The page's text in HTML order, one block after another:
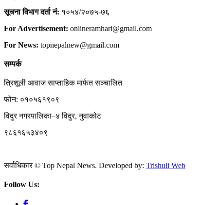
सूचना विभाग दर्ता नं: १०५४/२०७५-७६
For Advertisement: onlineramhari@gmail.com
For News: topnepalnew@gmail.com
सम्पर्क
त्रिशूली आवाज साप्ताहिक मार्फत सञ्चालित
फोन: ०१०५६१९०९
विदुर नगरपालिका–४ विदुर, नुवाकोट
९८६१६५३४०९
सर्वाधिकार © Top Nepal News. Developed by: Trishuli Web
Follow Us: